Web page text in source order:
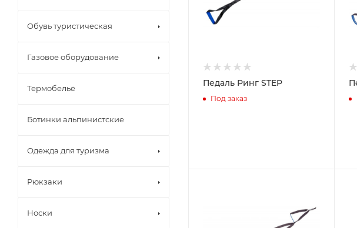
Педаль Ринг STEP
Под заказ
Обувь туристическая
Газовое оборудование
Термобельё
Ботинки альпинистские
Одежда для туризма
Рюкзаки
Носки